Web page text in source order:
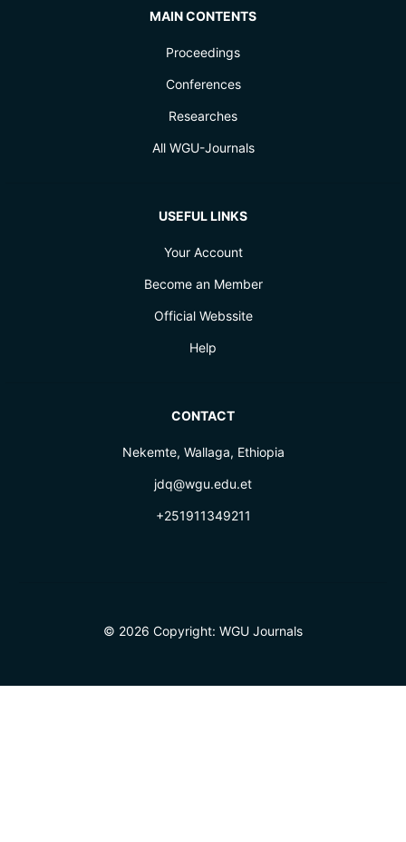
MAIN CONTENTS
Proceedings
Conferences
Researches
All WGU-Journals
USEFUL LINKS
Your Account
Become an Member
Official Webssite
Help
CONTACT
Nekemte, Wallaga, Ethiopia
jdq@wgu.edu.et
+251911349211
© 2026 Copyright: WGU Journals